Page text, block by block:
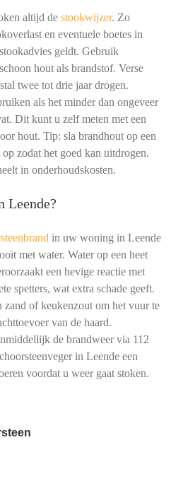
altijd de stookwijzer. Zo
en eventuele boetes in
geldt. Gebruik
hout als brandstof. Verse
twee tot drie jaar drogen.
als het minder dan ongeveer
Dit kunt u zelf meten met een
hout. Tip: sla brandhout op een
zodat het goed kan uitdrogen.
in onderhoudskosten.
Leende?
in uw woning in Leende
met water. Water op een heet
een hevige reactie met
spetters, wat extra schade geeft.
zand of keukenzout om het vuur te
van de haard.
de brandweer via 112
in Leende een
voordat u weer gaat stoken.